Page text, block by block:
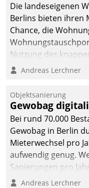
Die landeseigenen
Berlins bieten ihren
Chance, die
Nutzung des
Anwendungsfall für
Unternehmen.
Andreas Lerchner
Objektsanierung
Gewobag
Bei rund 70.000
Gewobag in Berlin
Mieterwechsel pro
aufwendig genug.
Sanierungen pro
Betreuungs- und
Andreas Lerchner